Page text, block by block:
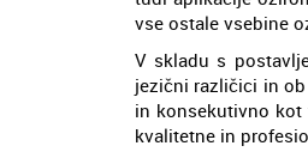
vse ostale vsebine
V skladu s
jezični različici in
in konsekutivno
kvalitetne in